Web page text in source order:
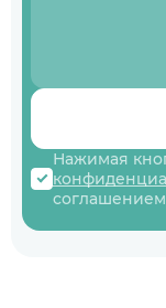
Нажимая
соглашением